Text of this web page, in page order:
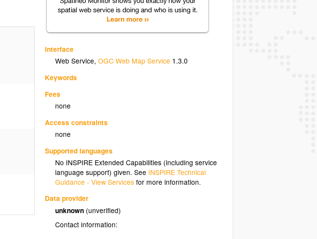
Interface
Web Service,OGC Web Map Service 1.3.0
Keywords
Fees
none
Access constraints
none
Supported languages
No INSPIRE Extended Capabilities (including service
language support) given. See INSPIRE Technical
Guidance - View Services for more information.
Data provider
unknown (unverified)
Contact information: